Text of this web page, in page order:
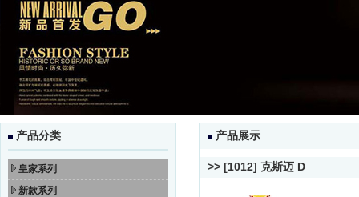
产品分类
皇家系列
新款系列
产品展示
>> [1012] 克斯迈 D